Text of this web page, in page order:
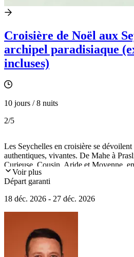
Croisière de Noël aux
archipel paradisiaque
incluses)
10 jours / 8 nuits
2/5
Les Seychelles en croisière se
authentiques, vivantes. De Mahe à
Curieuse, Cousin, Aride et Moyenne,
Pegasos à la découverte d'un archipel
maître.
Voir plus
Départ garanti
18 déc. 2026 - 27 déc. 2026